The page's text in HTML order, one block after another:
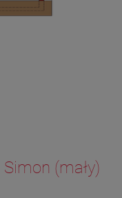
Simon (mały)